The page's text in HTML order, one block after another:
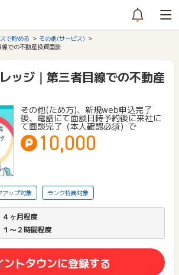
で貯める
その他(サービス)
での不動産投資面談
ッジ｜第三者目線での不動産
その他(ため方)、新規web申込完了
後、電話にて面談日時予約後に来社に
て面談完了（本人確認必須）で
10,000
アップ対象 ランク特典対象
４ヶ月程度
１〜２時間程度
ントタウンに登録する